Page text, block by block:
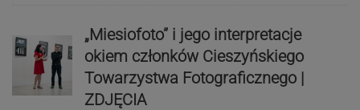
„Miesiofoto” i jego interpretacje
okiem członków Cieszyńskiego
Towarzystwa Fotograficznego |
ZDJĘCIA